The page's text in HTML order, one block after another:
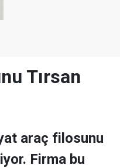
Tırsan
araç filosunu
Firma bu